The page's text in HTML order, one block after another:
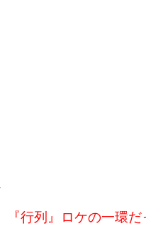
『行列』ロケの一環